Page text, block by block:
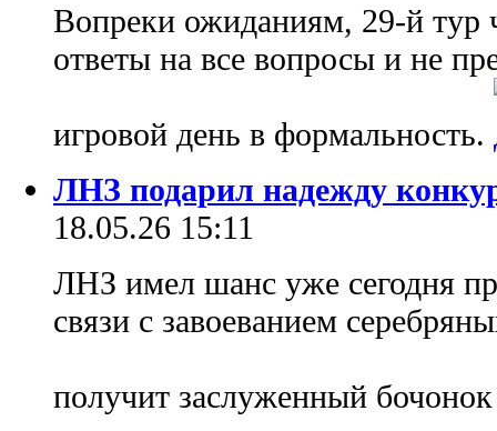
Вопреки ожиданиям, 29-й тур
ответы на все вопросы и не
игровой день в формальность.
ЛНЗ подарил надежду
18.05.26 15:11
ЛНЗ имел шанс уже сегодня
связи с завоеванием
получит заслуженный